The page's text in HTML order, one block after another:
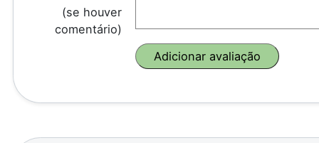
(se houver
comentário)